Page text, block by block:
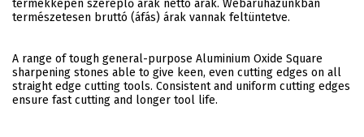
termékképen szereplő árak nettó árak. Webáruházunkban
természetesen bruttó (áfás) árak vannak feltüntetve.
A range of tough general-purpose Aluminium Oxide Square
sharpening stones able to give keen, even cutting edges on all
straight edge cutting tools. Consistent and uniform cutting edges
ensure fast cutting and longer tool life.